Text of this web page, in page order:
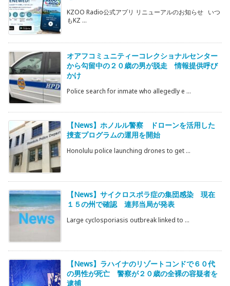
KZOO Radio公式アプリ リニューアルのお知らせ いつ
もKZ ...
オアフコミュニティーコレクショナルセンター
から勾留中の２０歳の男が脱走 情報提供呼び
かけ
Police search for inmate who allegedly e ...
【News】ホノルル警察 ドローンを活用した
捜査プログラムの運用を開始
Honolulu police launching drones to get ...
【News】サイクロスポラ症の集団感染 現在
１５の州で確認 連邦当局が発表
Large cyclosporiasis outbreak linked to ...
【News】ラハイナのリゾートコンドで６０代
の男性が死亡 警察が２０歳の全裸の容疑者を
逮捕